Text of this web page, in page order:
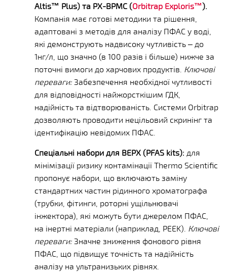
Altis™ Plus) та РХ-ВРМС (Orbitrap Exploris™).
Компанія має готові методики та рішення,
адаптовані з методів для аналізу ПФАС у воді,
які демонструють надвисоку чутливість – до
1нг/л, що значно (в 100 разів і більше) нижче за
поточні вимоги до харчових продуктів. Ключові
переваги: Забезпечення необхідної чутливості
для відповідності найжорсткішим ГДК,
надійність та відтворюваність. Системи Orbitrap
дозволяють проводити нецільовий скринінг та
ідентифікацію невідомих ПФАС.
Спеціальні набори для ВЕРХ (PFAS kits): для
мінімізації ризику контамінації Thermo Scientific
пропонує набори, що включають заміну
стандартних частин рідинного хроматографа
(трубки, фітинги, роторні ущільнювачі
інжектора), які можуть бути джерелом ПФАС,
на інертні матеріали (наприклад, PEEK). Ключові
переваги: Значне зниження фонового рівня
ПФАС, що підвищує точність та надійність
аналізу на ультранизьких рівнях.